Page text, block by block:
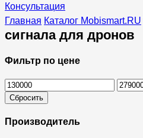
Консультация
Главная Каталог Mobismart.RU
сигнала для дронов
for
description
replacement
Фильтр по цене
Min
price
Max
price
Сбросить
Производитель